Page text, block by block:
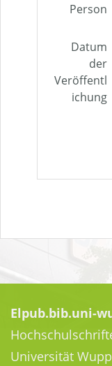
Person
Datum
der
Veröffentl
ichung
Elpub.bib.uni-
Universität